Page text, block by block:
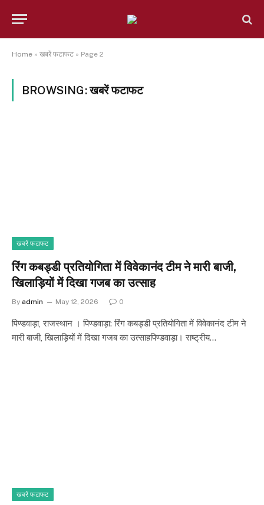
Home » खबरें फटाफट » Page 2
BROWSING:खबरें फटाफट
खबरें फटाफट
रिंग कबड्डी प्रतियोगिता में विवेकानंद टीम ने मारी बाजी,
खिलाड़ियों में दिखा गजब का उत्साह
By admin May 12, 2026 0
पिण्डवाड़ा, राजस्थान । पिण्डवाड़ा: रिंग कबड्डी प्रतियोगिता में विवेकानंद टीम ने
मारी बाजी, खिलाड़ियों में दिखा गजब का उत्साह​पिण्डवाड़ा। राष्ट्रीय…
खबरें फटाफट